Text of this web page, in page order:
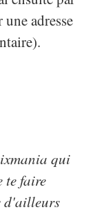
adresse
qui
te faire
d'ailleurs